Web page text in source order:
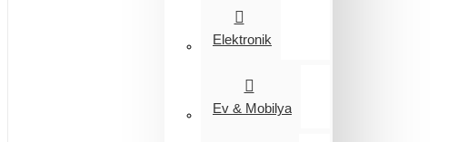
Elektronik
Ev & Mobilya